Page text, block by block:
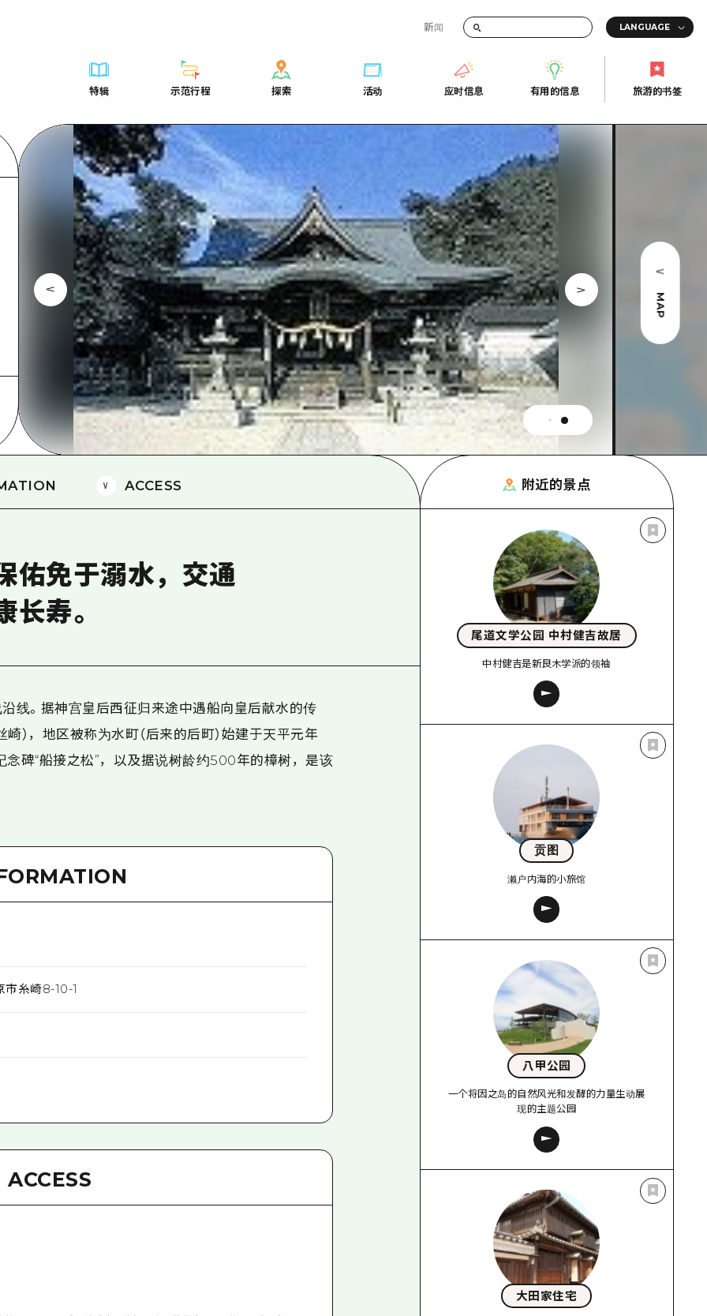
新闻
特辑
骑自行车
购物
运动
夜晚生活
世界遗产
学习·体验
标准
历史·文化
治愈
自然
示范行程
Dive!Hiroshima官方向导
广岛随意旅行
广岛市内
答对了
美北
艺北
宫岛周边
东山口
半天
一日游
1晚2天
2晚3天
探索
广岛市内
安艺
答對了
美北
艺北
宫岛周边
东山口
爱媛
岛根
活动
应时信息
有用的信息
列表
访问访问
次要流量摘要
设施拥堵
超值的游览门票
行李寄存和运送服务
广岛表情周游券
广岛免费无线上网
面向外国游客的街角旅游信息中心
志愿者指南
通过视频介绍广岛县的魅力！
常见问题解答
照片下载
灾难发生期间的交通信息
广岛观光宣传册
旅游的书签
美食·酒水 世界遗产
历史·文化
自然
Dive!Hiroshima官方向导
广岛随意旅行
艺北
宫岛周边
东山口
艺北
宫岛周边
东山口
爱媛
岛根
票
送服务
广岛免费无线上网
面向外国游客的街角旅游信息中心
通过视频介绍广岛县的魅力！
灾难发生期间的交通信息
MAP
ACCESS
佑免于溺水，交通
寿。
线。据神宫皇后西征归来途中遇船向皇后献水的传
），地区被称为水町（后来的后町）始建于天平元年
念碑“船接之松”，以及据说树龄约500年的樟树，是该
市糸崎8-10-1
ACCESS
附近的景点
尾道文学公园 中村健吉故居
中村健吉是新良木学派的领袖
贡图
濑户内海的小旅馆
八甲公园
一个将因之岛的自然风光和发酵的力量生动展
现的主题公园
大田家住宅